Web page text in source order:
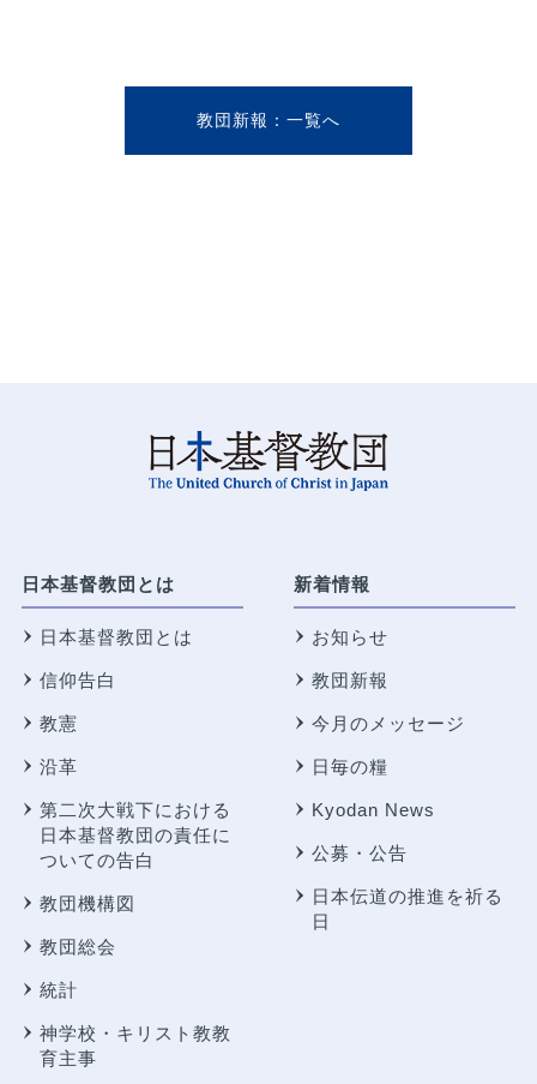
教団新報
日本基督教団とは
日本基督教団とは
信仰告白
教憲
沿革
第二次大戦下における
日本基督教団の責任に
ついての告白
教団機構図
教団総会
統計
神学校・キリスト教教
育主事
新着情報
お知らせ
教団新報
今月のメッセージ
日毎の糧
Kyodan News
公募・公告
日本伝道の推進を祈る
日